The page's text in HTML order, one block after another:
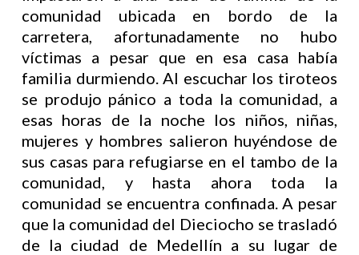
comunidad ubicada en bordo de la
carretera, afortunadamente no hubo
víctimas a pesar que en esa casa había
familia durmiendo. Al escuchar los tiroteos
se produjo pánico a toda la comunidad, a
esas horas de la noche los niños, niñas,
mujeres y hombres salieron huyéndose de
sus casas para refugiarse en el tambo de la
comunidad, y hasta ahora toda la
comunidad se encuentra confinada. A pesar
que la comunidad del Dieciocho se trasladó
de la ciudad de Medellín a su lugar de